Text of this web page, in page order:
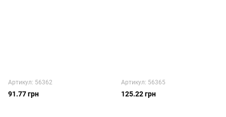
Артикул: 56362
91.77 грн
Артикул: 56365
125.22 грн